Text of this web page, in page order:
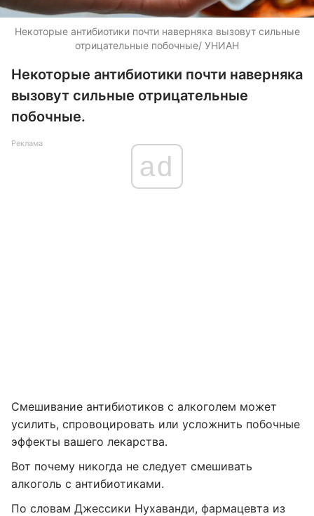
Некоторые антибиотики почти наверняка вызовут сильные
отрицательные побочные/ УНИАН
Некоторые антибиотики почти наверняка
вызовут сильные отрицательные
побочные.
Реклама
ad
Смешивание антибиотиков с алкоголем может
усилить, спровоцировать или усложнить побочные
эффекты вашего лекарства.
Вот почему никогда не следует смешивать
алкоголь с антибиотиками.
По словам Джессики Нухаванди, фармацевта из